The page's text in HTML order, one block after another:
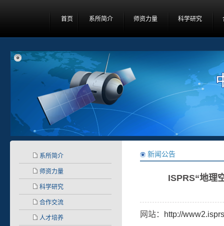
首页 系所简介 师资力量 科学研究
系所简介
师资力量
科学研究
合作交流
人才培养
新闻公告
ISPRS“地理
网站： http://